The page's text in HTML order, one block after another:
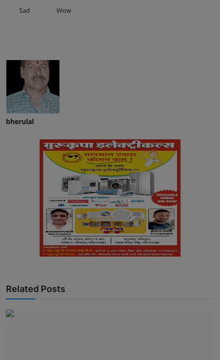
Sad Wow
bherulal
Related Posts